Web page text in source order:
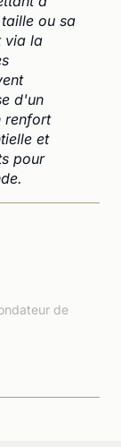
ou sa
via la
d'un
renfort
et
pour
de